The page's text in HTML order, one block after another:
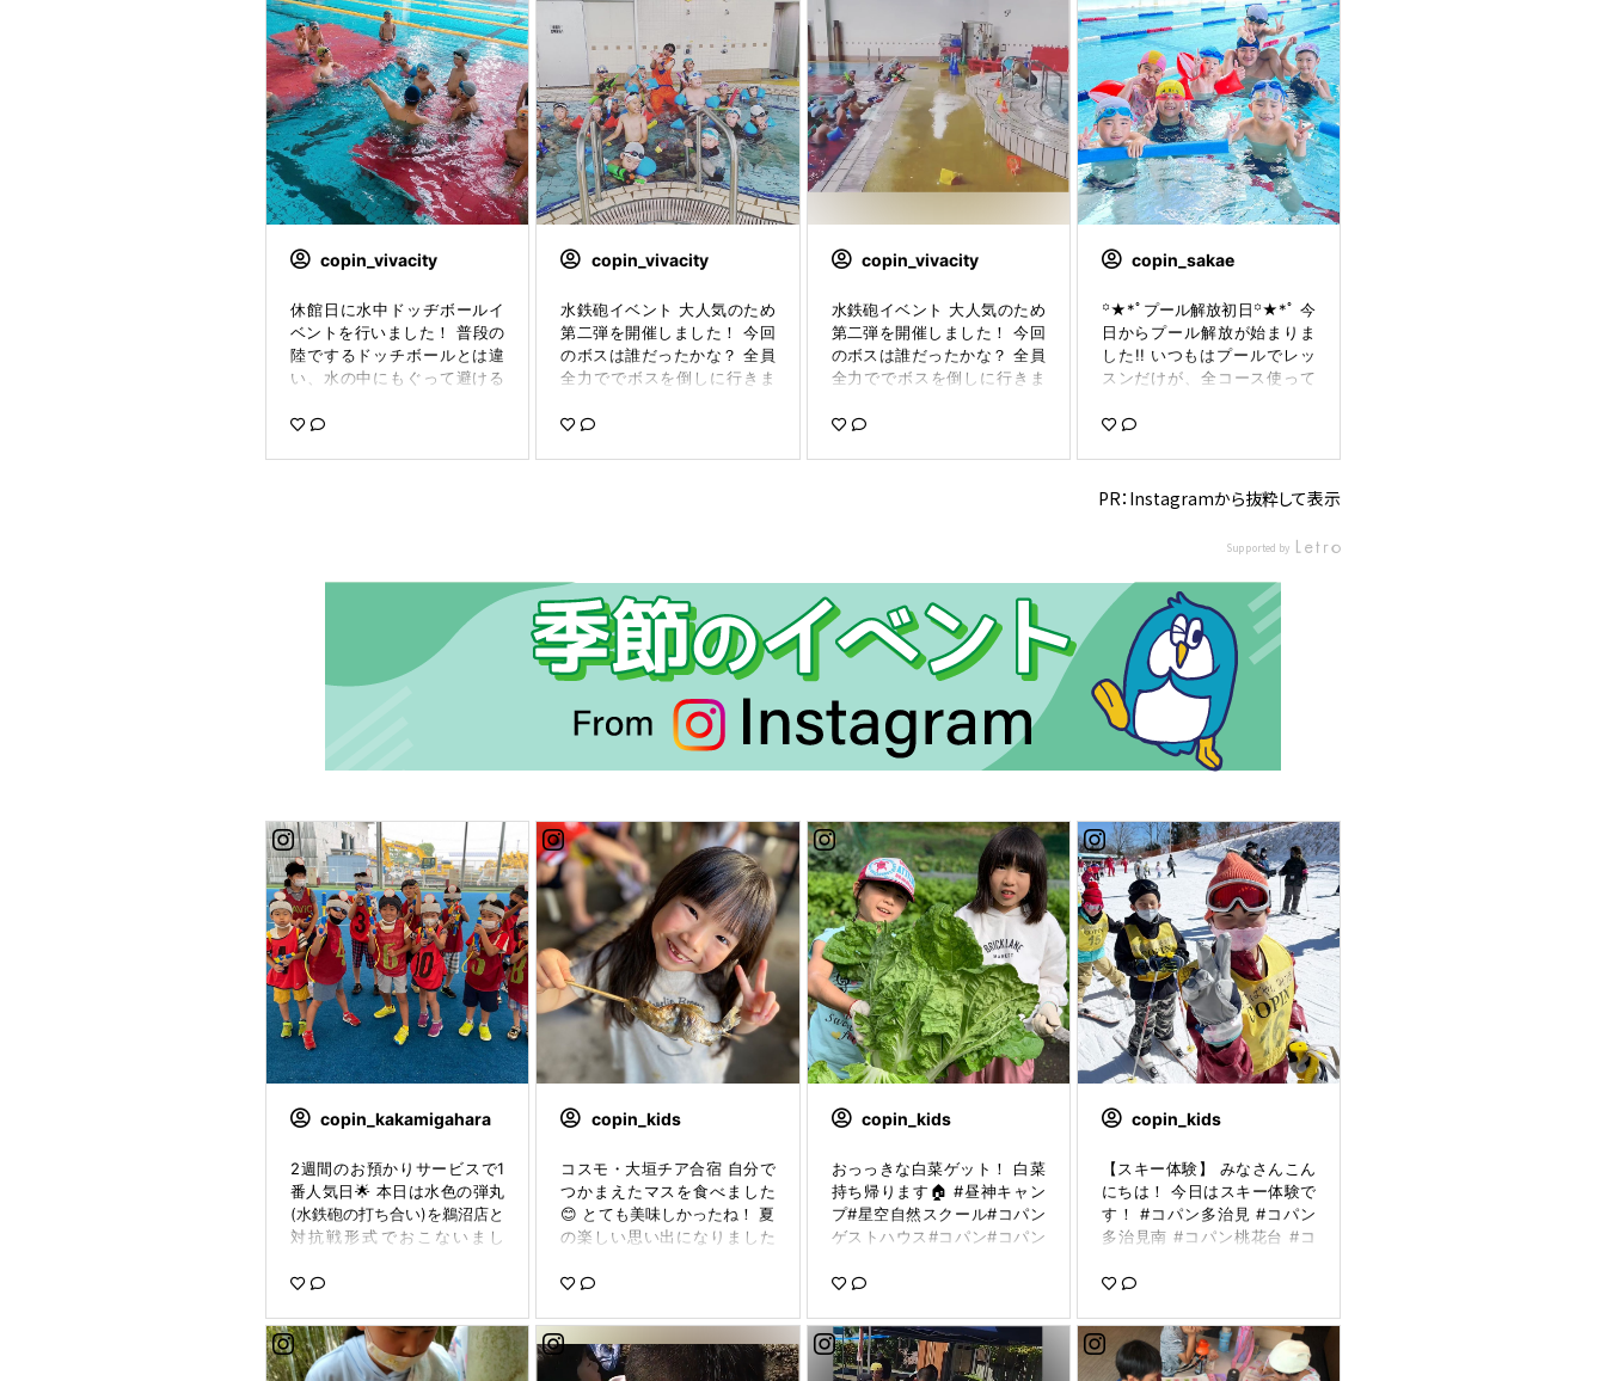
#GW#ゴールデンウィーク#co
pin_sw0413
がら桜が見れるので 勝手に毎
日お花見してると私は周りに
言ってます（笑） 是非コパン
で入会登録して見てください
ねっ💓 さてさて、 3/29にコ
パンスポーツクラブ東海では
子供イベント水上遊具を行い
ました🥺 3部制で行ったので
すが、 たーくさんの子供たち
が 来てくれました😆 以前オー
は 3つしかなかった遊具も 今
また動画も載せさせてもらい
ますねっ︎︎✌︎︎︎✌︎ 春休みなかなか
遠くへ遊びに 行けなくてもコ
パンで春休みを 過ごせます🐥
り、 イベントしてみたり、 新
手伝いをしますっ🏊‍♂️🏊‍♂️🏊‍♂️ 色
ラブ東海#コパン#コパン東海
#東海市#大池公園#桜#水上遊
具#スポーツクラブ#スイミン
グ#子供スイミング#習い事
に来てくれた子、 どんな感じ
かな？と楽しみに お子様を連
れてきて頂いた保護者様 楽し
く過ごせましたでしょうか？
😉 GWの思い出に、家族で過
ごした場所がコパンで。 とい
うのは私たちスタッフも とっ
ても嬉しいことです😆😆 今回
は、参加できなかった子も是
ますっ🤝 また、今回は営業時
ールの利用制限を設けさせて
頂きまして 成人クラブの会員
様には ご迷惑をおかけいたし
ました。 多大なるご理解あり
も安全に楽しく イベントがで
#コパンスポーツクラブ#コパ
copin_vivacity
休館日に水中ドッヂボールイ
ベントを行いました！ 普段の
陸でするドッチボールとは違
い、水の中にもぐって避ける
動きにくくボールは避けにく
れました！ #コパンビバシテ
ィ#コパン #コパンビバシティ
店 #コパンスポーツクラブ #
コパンスイミングスクール #
コパンスイミング #スイミン
copin_vivacity
水鉄砲イベント 大人気のため
第二弾を開催しました！ 今回
のボスは誰だったかな？ 全員
全力ででボスを倒しに行きま
りでたくさんお菓子を持って
グ #スポーツクラブ #イベン
ト#水鉄砲#夏休み#夏休みイ
ベント#copin_so1009
copin_vivacity
水鉄砲イベント 大人気のため
第二弾を開催しました！ 今回
のボスは誰だったかな？ 全員
全力ででボスを倒しに行きま
りでたくさんお菓子を持って
グ #スポーツクラブ #イベン
ト#水鉄砲#夏休み#夏休みイ
ベント#copin_so1009
copin_sakae
꙳★*ﾟプール解放初日꙳★*ﾟ 今
日からプール解放が始まりま
した!! いつもはプールでレッ
スンだけが、全コース使って
は不安そうだったお友達も 最
中!! 詳しくはホームページを
ご覧下さいm(_ _)m キッズス
イミングの無料体験は毎月行
なっておりますのでそちらも
是非お気軽にご参加くださ
い！ #コパン #コパンスポー
ツクラブ #コパンスポーツク
ラブさかえ #スイミングスク
ール #キッズ習い事 #プール
イベント #栄
PR：Instagramから抜粋して表示
Supported by
copin_kakamigahara
2週間のお預かりサービスで1
番人気日🌟 本日は水色の弾丸
(水鉄砲の打ち合い)を鵜沼店と
対抗戦形式でおこないまし
1引き分け🤣🤣 またお預かりが
い公園で出来るといいね💗💗
💗 マスクが濡れてしまった子
はお喋りなしで頑張りまし
copin_kids
コスモ・大垣チア合宿 自分で
つかまえたマスを食べました
😊 とても美味しかったね！ 夏
の楽しい思い出になりました
モ #コパン大垣 #copin_at040
copin_kids
おっっきな白菜ゲット！ 白菜
持ち帰ります🏠 #昼神キャン
プ#星空自然スクール#コパン
ゲストハウス#コパン#コパン
ャンプ#白菜#収穫
copin_kids
【スキー体験】 みなさんこん
にちは！ 今日はスキー体験で
す！ #コパン多治見 #コパン
多治見南 #コパン桃花台 #コ
ン中津川 のお子様たちで
「あつい〜！」とみんな言っ
てます！ が、現地の気温は-3
度です😂 がんばれ〜！！！ #